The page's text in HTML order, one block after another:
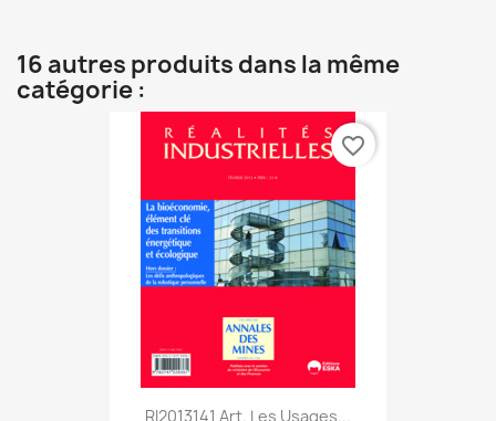
16 autres produits dans la même
catégorie :
RI2013141 Art. Les Usages...
favorite_border